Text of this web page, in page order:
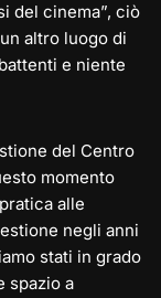
del cinema”, ciò
altro luogo di
e niente
del Centro
momento
alle
negli anni
stati in grado
spazio a